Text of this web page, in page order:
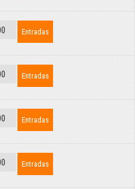
Entradas
Entradas
Entradas
Entradas